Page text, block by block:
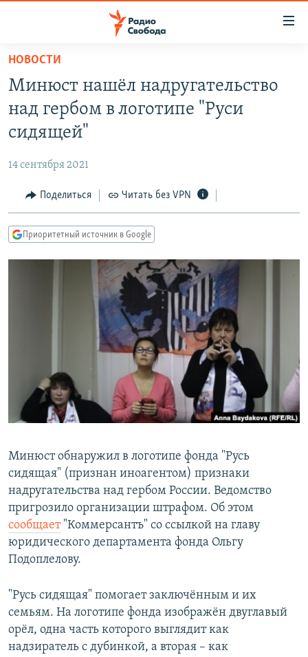
упрощенного
доступа
основному
Вернутся
Вернутся
ПОДКАСТЫ
АВТОРСКИЕ ПРОЕКТЫ
МНЕНИЯ
КУЛЬТУРА
КАВКАЗ.РЕАЛИИ
СИБИРЬ.РЕАЛИИ
РАСПИСАНИЕ ВЕЩАНИЯ
ПОДПИШИТЕСЬ НА РАССЫЛКУ
СОЦИАЛЬНЫЕ СЕТИ
Все сайты РСЕ/РС
НОВОСТИ
Минюст нашёл надругательство
над гербом в логотипе "Руси
сидящей"
14 сентября 2021
Поделиться Читать без VPN
Приоритетный источник в Google
Минюст обнаружил в логотипе фонда "Русь
сидящая" (признан иноагентом) признаки
надругательства над гербом России. Ведомство
пригрозило организации штрафом. Об этом
сообщает"Коммерсантъ" со ссылкой на главу
юридического департамента фонда Ольгу
Подоплелову.
"Русь сидящая" помогает заключённым и их
семьям. На логотипе фонда изображён двуглавый
орёл, одна часть которого выглядит как
надзиратель с дубинкой, а вторая – как